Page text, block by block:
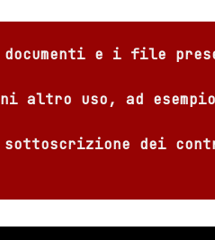
e i file
altro uso, ad
sottoscrizione dei